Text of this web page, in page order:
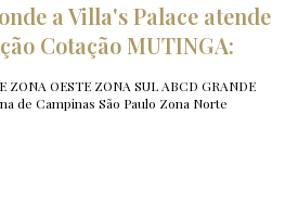
a Villa's Palace atende
Cotação MUTINGA:
ZONA OESTE ZONA SUL ABCD GRANDE
de Campinas São Paulo Zona Norte